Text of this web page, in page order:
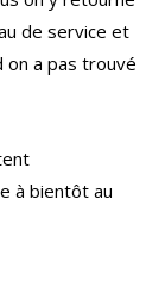
de service et
on a pas trouvé
à bientôt au